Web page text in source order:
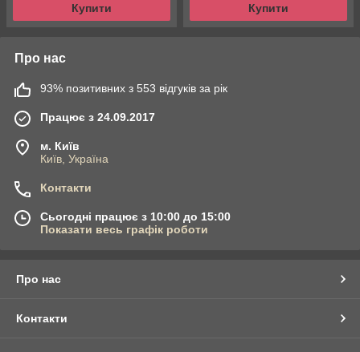
Купити Купити
Про нас
93% позитивних з 553 відгуків за рік
Працює з 24.09.2017
м. Київ
Київ, Україна
Контакти
Сьогодні працює з 10:00 до 15:00
Показати весь графік роботи
Про нас
Контакти